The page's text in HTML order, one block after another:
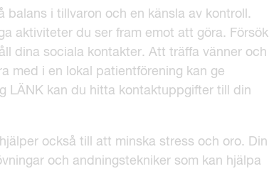
balans i tillvaron och en känsla av kontroll.
aktiviteter du ser fram emot att göra. Försök
dina sociala kontakter. Att träffa vänner och
med i en lokal patientförening kan ge
LÄNK kan du hitta kontaktuppgifter till din
också till att minska stress och oro. Din
och andningstekniker som kan hjälpa